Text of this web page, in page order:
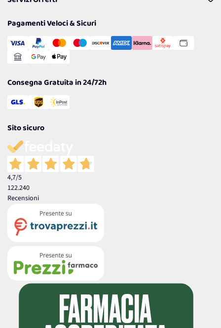
Politiche per la parità di genere
Cookie Policy
Gestisci Cookie
Reso Facile e Veloce
Pagamenti Veloci & Sicuri
Consegna Gratuita in 24/72h
Sito sicuro
4,7/5
122.240
Recensioni